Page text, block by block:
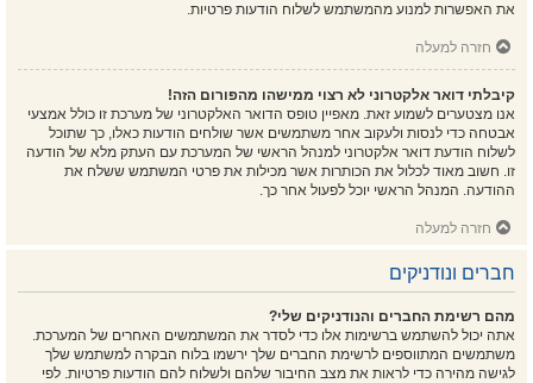
את האפשרות למנוע מהמשתמש לשלוח הודעות פרטיות.
חזרה למעלה
קיבלתי דואר אלקטרוני לא רצוי ממישהו מהפורום הזה!
אנו מצטערים לשמוע זאת. מאפיין טופס הדואר האלקטרוני של מערכת זו כולל אמצעי
אבטחה כדי לנסות ולעקוב אחר משתמשים אשר שולחים הודעות כאלו, כך שתוכל
לשלוח הודעת דואר אלקטרוני למנהל הראשי של המערכת עם העתק מלא של הודעה
זו. חשוב מאוד לכלול את הכותרות אשר מכילות את פרטי המשתמש ששלח את
ההודעה. המנהל הראשי יוכל לפעול אחר כך.
חזרה למעלה
חברים ונודניקים
מהם רשימת החברים והנודניקים שלי?
אתה יכול להשתמש ברשימות אלו כדי לסדר את המשתמשים האחרים של המערכת.
משתמשים המתווספים לרשימת החברים שלך ירשמו בלוח הבקרה למשתמש שלך
לגישה מהירה כדי לראות את מצב החיבור שלהם ולשלוח להם הודעות פרטיות. לפי